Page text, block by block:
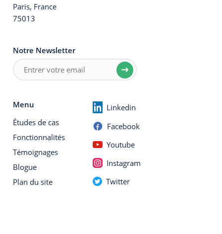
Paris, France
75013
Notre Newsletter
Menu
Études de cas
Fonctionnalités
Témoignages
Blogue
Plan du site
Linkedin
Facebook
Youtube
Instagram
Twitter